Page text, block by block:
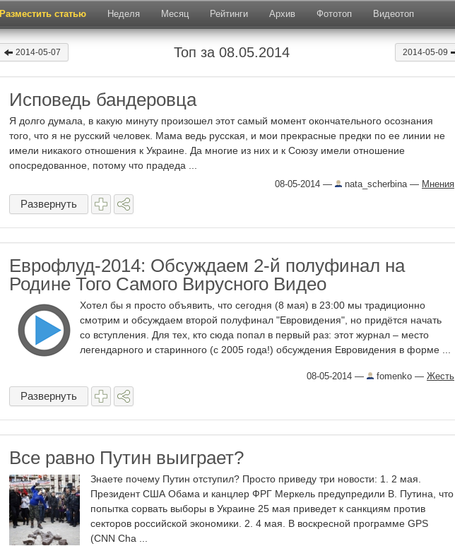
Разместить статью Неделя Месяц Рейтинги Архив Фототоп Видеотоп
2014-05-07 Топ за 08.05.2014 2014-05-09
Исповедь бандеровца
Я долго думала, в какую минуту произошел этот самый момент окончательного осознания
того, что я не русский человек. Мама ведь русская, и мои прекрасные предки по ее линии не
имели никакого отношения к Украине. Да многие из них и к Союзу имели отношение
опосредованное, потому что прадеда ...
08-05-2014 — nata_scherbina— Мнения
Развернуть
Еврофлуд-2014: Обсуждаем 2-й полуфинал на
Родине Того Самого Вирусного Видео
Хотел бы я просто объявить, что сегодня (8 мая) в 23:00 мы традиционно
смотрим и обсуждаем второй полуфинал "Евровидения", но придётся начать
со вступления. Для тех, кто сюда попал в первый раз: этот журнал – место
легендарного и старинного (с 2005 года!) обсуждения Евровидения в форме ...
08-05-2014 — fomenko — Жесть
Развернуть
Все равно Путин выиграет?
Знаете почему Путин отступил? Просто приведу три новости: 1. 2 мая.
Президент США Обама и канцлер ФРГ Меркель предупредили В. Путина, что
попытка сорвать выборы в Украине 25 мая приведет к санкциям против
секторов российской экономики. 2. 4 мая. В воскресной программе GPS
(CNN Cha ...